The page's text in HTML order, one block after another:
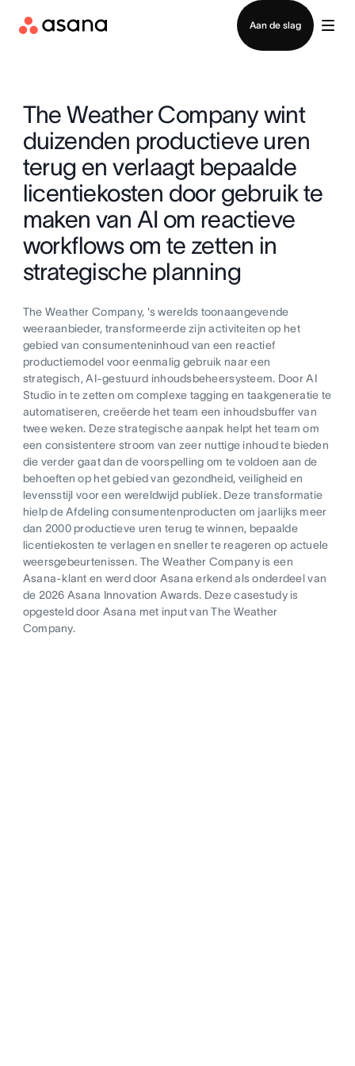
Aan de slag
Contact opnemen met verkoop
The Weather Company wint
duizenden productieve uren
terug en verlaagt bepaalde
licentiekosten door gebruik te
maken van AI om reactieve
workflows om te zetten in
strategische planning
The Weather Company, 's werelds toonaangevende
weeraanbieder, transformeerde zijn activiteiten op het
gebied van consumenteninhoud van een reactief
productiemodel voor eenmalig gebruik naar een
strategisch, AI-gestuurd inhoudsbeheersysteem. Door AI
Studio in te zetten om complexe tagging en taakgeneratie te
automatiseren, creëerde het team een inhoudsbuffer van
twee weken. Deze strategische aanpak helpt het team om
een consistentere stroom van zeer nuttige inhoud te bieden
die verder gaat dan de voorspelling om te voldoen aan de
behoeften op het gebied van gezondheid, veiligheid en
levensstijl voor een wereldwijd publiek. Deze transformatie
hielp de Afdeling consumentenproducten om jaarlijks meer
dan 2000 productieve uren terug te winnen, bepaalde
licentiekosten te verlagen en sneller te reageren op actuele
weersgebeurtenissen. The Weather Company is een
Asana-klant en werd door Asana erkend als onderdeel van
de 2026 Asana Innovation Awards. Deze casestudy is
opgesteld door Asana met input van The Weather
Company.